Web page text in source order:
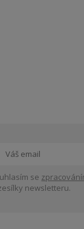
se
newsletteru.